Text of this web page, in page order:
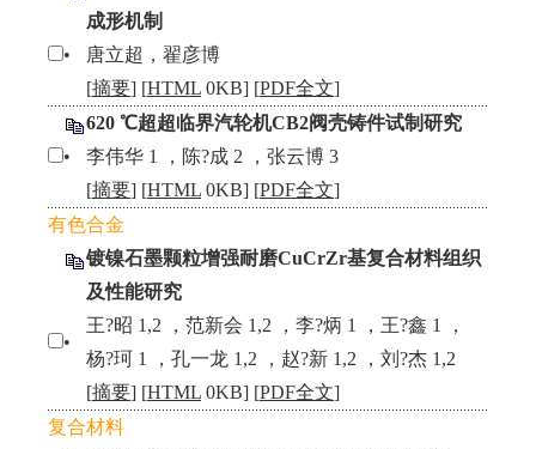
成形机制
•
唐立超，翟彦博
[摘要] [HTML 0KB] [PDF全文]
620 ℃超超临界汽轮机CB2阀壳铸件试制研究
•
李伟华 1 ，陈?成 2 ，张云博 3
[摘要] [HTML 0KB] [PDF全文]
有色合金
镀镍石墨颗粒增强耐磨CuCrZr基复合材料组织
及性能研究
•
王?昭 1,2 ，范新会 1,2 ，李?炳 1 ，王?鑫 1 ，
杨?珂 1 ，孔一龙 1,2 ，赵?新 1,2 ，刘?杰 1,2
[摘要] [HTML 0KB] [PDF全文]
复合材料